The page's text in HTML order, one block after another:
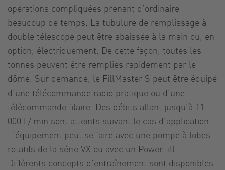
opérations compliquées prenant d’ordinaire
beaucoup de temps. La tubulure de remplissage à
double télescope peut être abaissée à la main ou, en
option, électriquement. De cette façon, toutes les
tonnes peuvent être remplies rapidement par le
dôme. Sur demande, le FillMaster S peut être équipé
d’une télécommande radio pratique ou d’une
télécommande filaire. Des débits allant jusqu’à 11
000 l / min sont atteints suivant le cas d’application.
L’équipement peut se faire avec une pompe à lobes
rotatifs de la série VX ou avec un PowerFill.
Différents concepts d’entraînement sont disponibles.